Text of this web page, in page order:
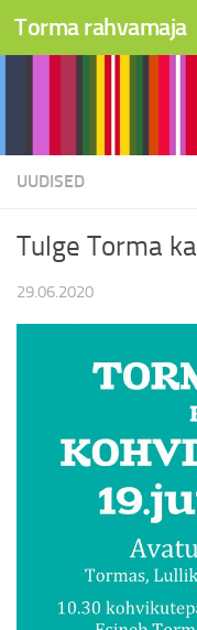
Skip to content
Torma rahvamaja
UUDISED
Tulge Torma
29.06.2020